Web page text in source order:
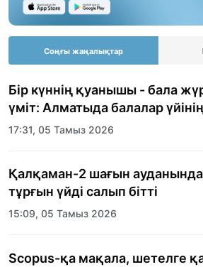
Соңғы жаңалықтар
Бір күннің қуанышы - бала
үміт: Алматыда балалар
тәрбиеленушілеріне
17:31, 05 Тамыз 2026
Қалқаман-2 шағын ауданында
тұрғын үйді салып бітті
15:09, 05 Тамыз 2026
Scopus-қа мақала, шетелге